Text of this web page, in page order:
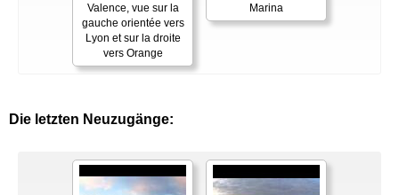
Valence, vue sur la
gauche orientée vers
Lyon et sur la droite
vers Orange
Marina
Die letzten Neuzugänge: